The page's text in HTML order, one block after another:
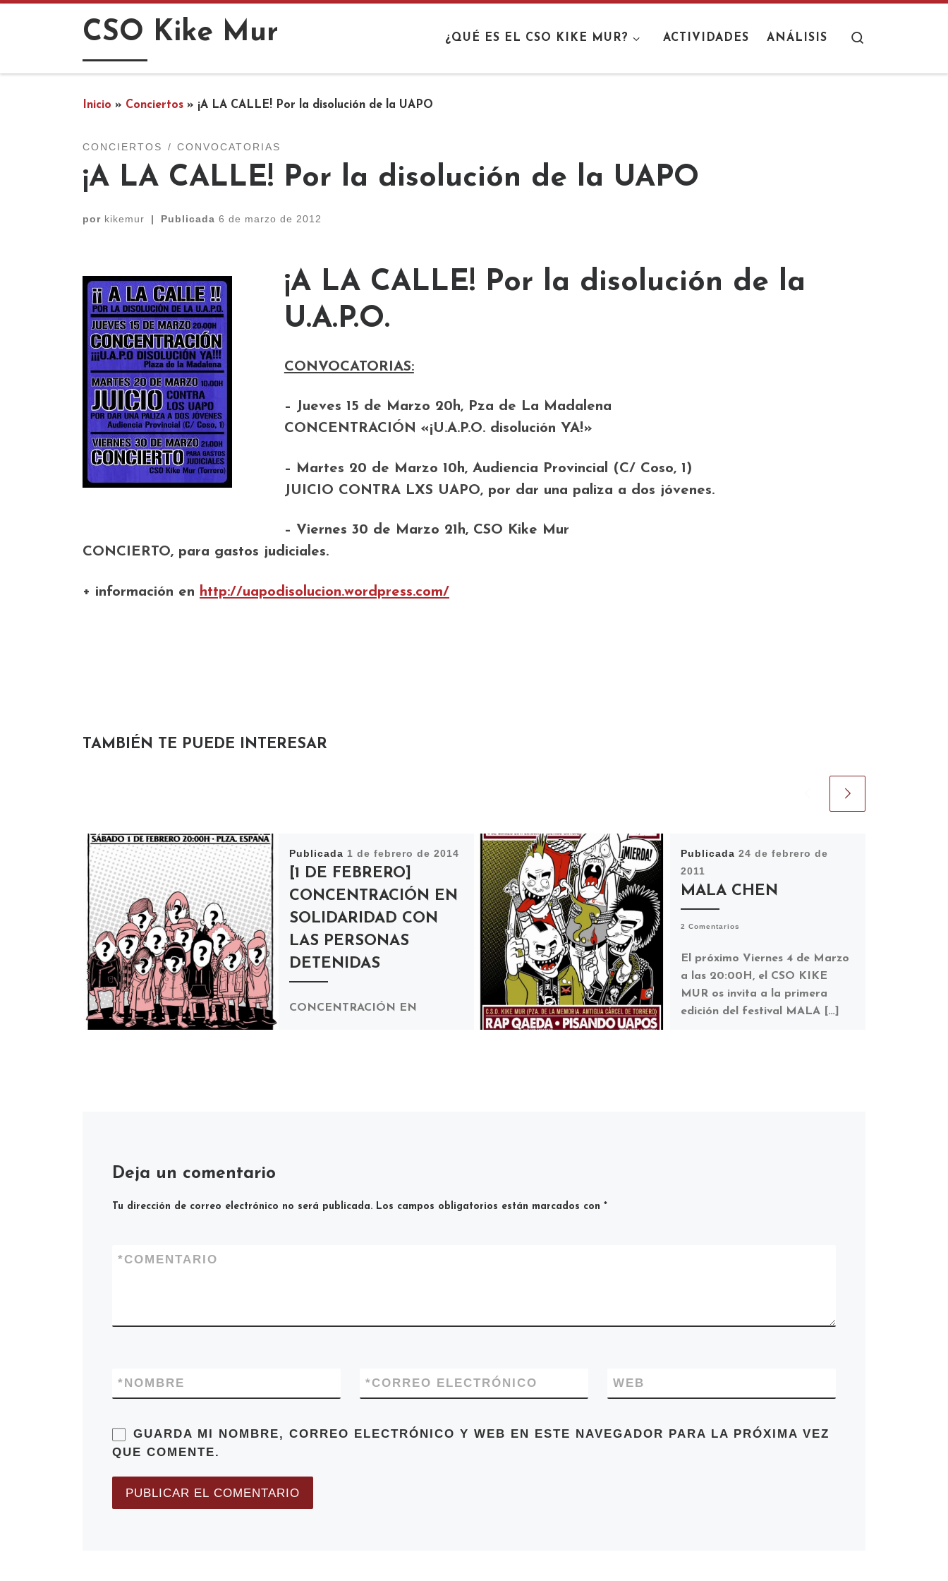
Saltar al contenidoCSO Kike Mur ¿QUÉ ES EL CSO KIKE MUR? ACTIVIDADES ANÁLISIS
Inicio » Conciertos » ¡A LA CALLE! Por la disolución de la UAPO
CONCIERTOS CONVOCATORIAS
¡A LA CALLE! Por la disolución de la UAPO
por kikemur | Publicada 6 de marzo de 2012
¡A LA CALLE! Por la disolución de la
U.A.P.O.
CONVOCATORIAS:
– Jueves 15 de Marzo 20h, Pza de La Madalena
CONCENTRACIÓN «¡U.A.P.O. disolución YA!»
– Martes 20 de Marzo 10h, Audiencia Provincial (C/ Coso, 1)
JUICIO CONTRA LXS UAPO, por dar una paliza a dos jóvenes.
– Viernes 30 de Marzo 21h, CSO Kike Mur
CONCIERTO, para gastos judiciales.
+ información en http://uapodisolucion.wordpress.com/
TAMBIÉN TE PUEDE INTERESAR
Publicada 1 de febrero de 2014
[1 DE FEBRERO]
CONCENTRACIÓN EN
SOLIDARIDAD CON
LAS PERSONAS
DETENIDAS
CONCENTRACIÓN EN
Publicada24 de febrero de
2011
MALA CHEN
2 Comentarios
El próximo Viernes 4 de Marzo
a las 20:00H, el CSO KIKE
MUR os invita a la primera
edición del festival MALA […]
Deja un comentario
Tu dirección de correo electrónico no será publicada. Los campos obligatorios están marcados con*
COMENTARIO
*
NOMBRE
* CORREO ELECTRÓNICO
* WEB
GUARDA MI NOMBRE, CORREO ELECTRÓNICO Y WEB EN ESTE NAVEGADOR PARA LA PRÓXIMA VEZ
QUE COMENTE.